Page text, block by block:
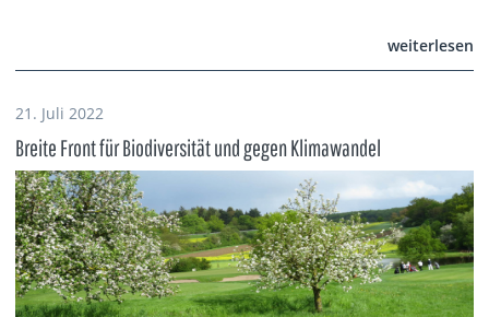
weiterlesen
21. Juli 2022
Breite Front für Biodiversität und gegen Klimawandel